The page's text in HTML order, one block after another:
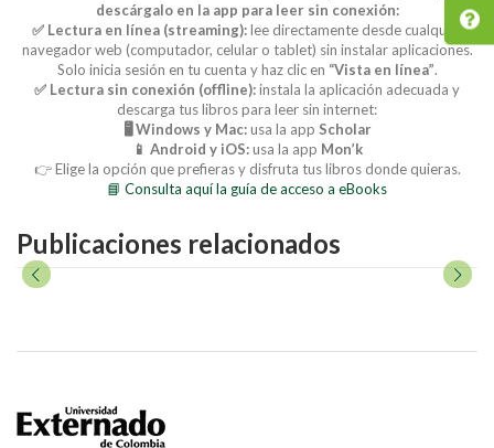
descárgalo en la app para leer sin conexión:
✅ Lectura en línea (streaming):lee directamente desde cualquier
navegador web (computador, celular o tablet) sin instalar aplicaciones.
Solo inicia sesión en tu cuenta y haz clic en “Vista en línea”.
✅ Lectura sin conexión (offline):instala la aplicación adecuada y
descarga tus libros para leer sin internet:
🖥️ Windows y Mac:usa la app Scholar
📱 Android y iOS:usa la app Mon’k
👉 Elige la opción que prefieras y disfruta tus libros donde quieras.
📘 Consulta aquí la guía de acceso a eBooks
Publicaciones relacionados